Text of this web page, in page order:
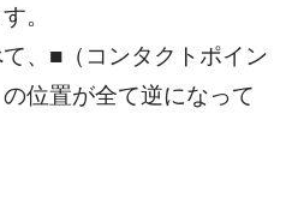
。
、■（コンタクトポイン
位置が全て逆になって